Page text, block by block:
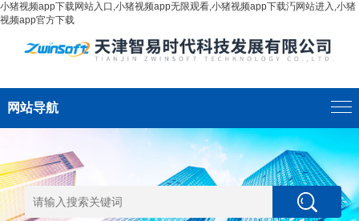
小猪视频app下载网站入口,小猪视频app无限观看,小猪视频app下载汅网站进入,小猪
视频app官方下载
网站导航